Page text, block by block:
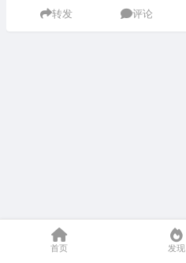
首页 发现
转发 评论